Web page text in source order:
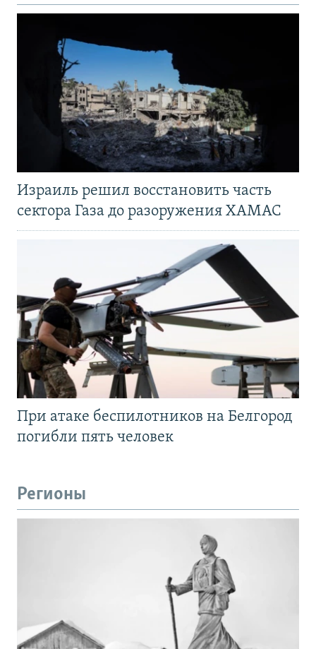
Израиль решил восстановить часть
сектора Газа до разоружения ХАМАС
При атаке беспилотников на Белгород
погибли пять человек
Регионы